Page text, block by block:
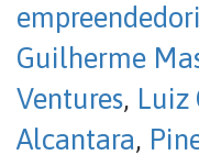
Guilherme
Ventures, Luiz
Alcantara,